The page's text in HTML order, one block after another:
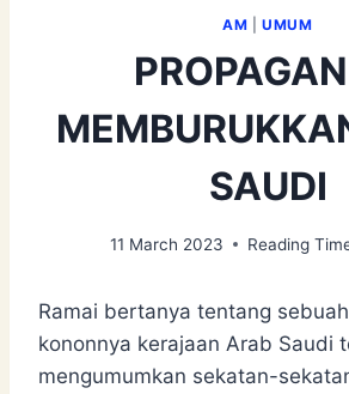
AM |UMUM
SAUDI
11 March 2023 Reading
Ramai bertanya tentang
kononnya kerajaan Arab Saudi
mengumumkan sekatan-